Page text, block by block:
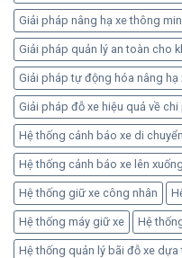
Giải pháp nâng hạ xe thông
Giải pháp quản lý an toàn cho
Giải pháp tự động hóa nâng hạ
Giải pháp đỗ xe hiệu quả về chi
Hệ thống cảnh báo xe di
Hệ thống cảnh báo xe lên
Hệ thống giữ xe công nhân
Hệ thống máy giữ xe Hệ
Hệ thống quản lý bãi đỗ xe